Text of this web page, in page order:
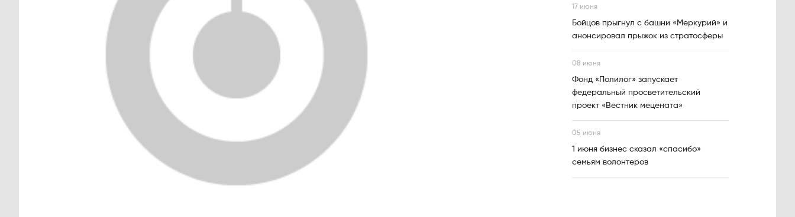
17 июня
Бойцов прыгнул с башни «Меркурий» и
анонсировал прыжок из стратосферы
08 июня
Фонд «Полилог» запускает
федеральный просветительский
проект «Вестник мецената»
05 июня
1 июня бизнес сказал «спасибо»
семьям волонтеров